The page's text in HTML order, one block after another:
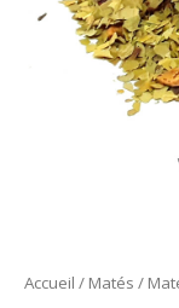
Accueil / Matés /